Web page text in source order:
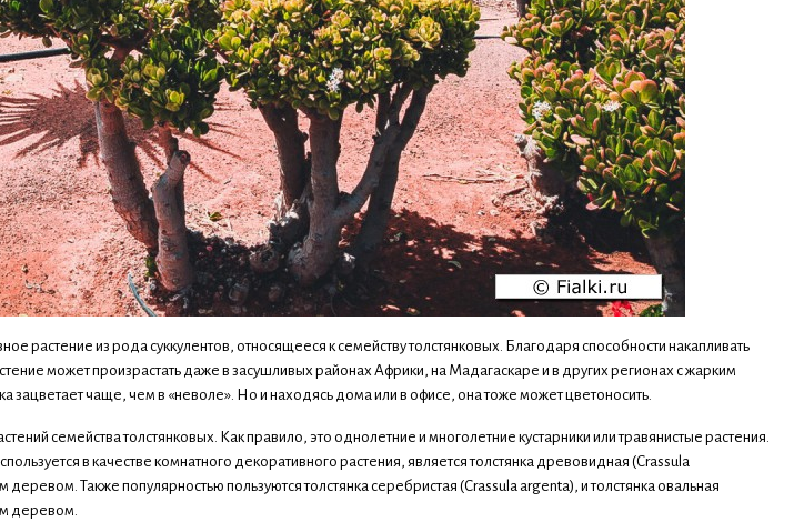
растение из рода суккулентов, относящееся к семейству толстянковых. Благодаря способности накапливать
может произрастать даже в засушливых районах Африки, на Мадагаскаре и в других регионах с жарким
зацветает чаще, чем в «неволе». Но и находясь дома или в офисе, она тоже может цветоносить.
семейства толстянковых. Как правило, это однолетние и многолетние кустарники или травянистые растения.
в качестве комнатного декоративного растения, является толстянка древовидная (Crassula
Также популярностью пользуются толстянка серебристая (Crassula argenta), и толстянка овальная
деревом.